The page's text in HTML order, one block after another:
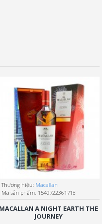
Thương hiệu: Macallan
Mã sản phẩm: 1540722361718
MACALLAN A NIGHT EARTH THE
JOURNEY